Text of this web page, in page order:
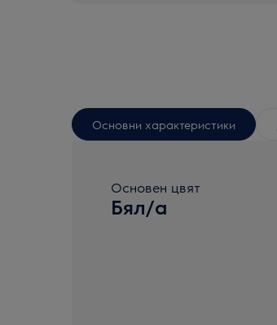
Основни характеристики
Основен цвят
Бял/a